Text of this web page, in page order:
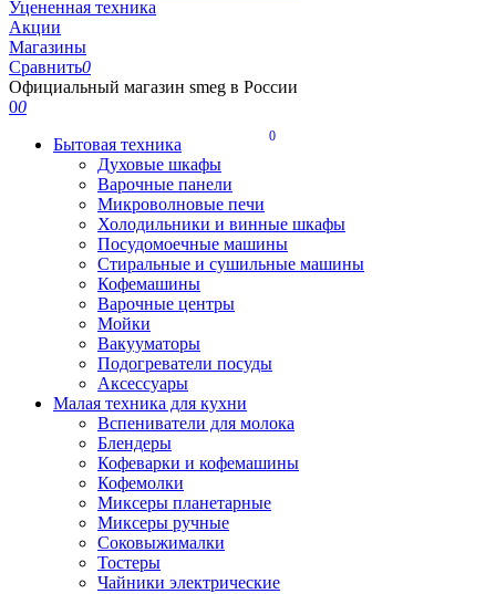
Уцененная техника
Акции
Магазины
Сравнить0
Официальный магазин smeg в России
0
0
0
Бытовая техника
Духовые шкафы
Варочные панели
Микроволновые печи
Холодильники и винные шкафы
Посудомоечные машины
Стиральные и сушильные машины
Кофемашины
Варочные центры
Мойки
Вакууматоры
Подогреватели посуды
Аксессуары
Малая техника для кухни
Вспениватели для молока
Блендеры
Кофеварки и кофемашины
Кофемолки
Миксеры планетарные
Миксеры ручные
Соковыжималки
Тостеры
Чайники электрические